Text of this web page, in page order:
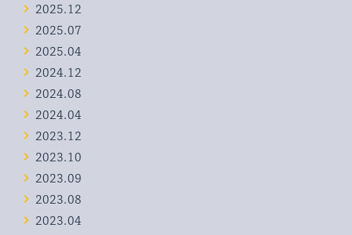
2025.12
2025.07
2025.04
2024.12
2024.08
2024.04
2023.12
2023.10
2023.09
2023.08
2023.04